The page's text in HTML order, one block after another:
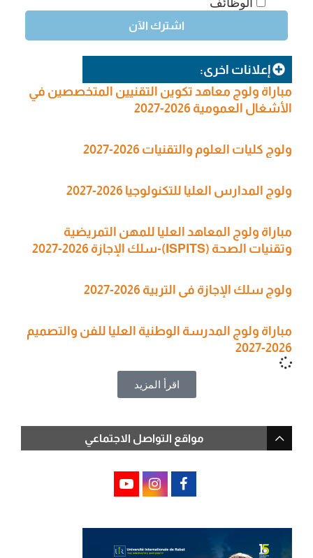
الوظائف
إعلانات اخرى:
مباراة ولوج معاهد تكوين التقنيين المتخصصين في
الأشغال العمومية 2026-2027
ولوج كليات العلوم والتقنيات 2026-2027
ولوج المدارس العليا للتكنولوجيا 2026-2027
مباراة ولوج المعاهد العليا للمهن التمريضية
وتقنيات الصحة (ISPITS)-سلك الإجازة 2026-2027
ولوج سلك الإجازة في التربية 2026-2027
مباراة ولوج المدرسة الوطنية العليا للفن والتصميم
2026-2027
اقرأ المزيد
مواقع التواصل الاجتماعي